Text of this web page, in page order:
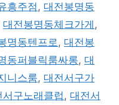
흥주점, 대전봉명동
대전봉명동체크가게 ,
명동텐프로, 대전봉
동퍼블릭룸싸롱, 대
니스룸, 대전서구가
서구노래클럽, 대전서